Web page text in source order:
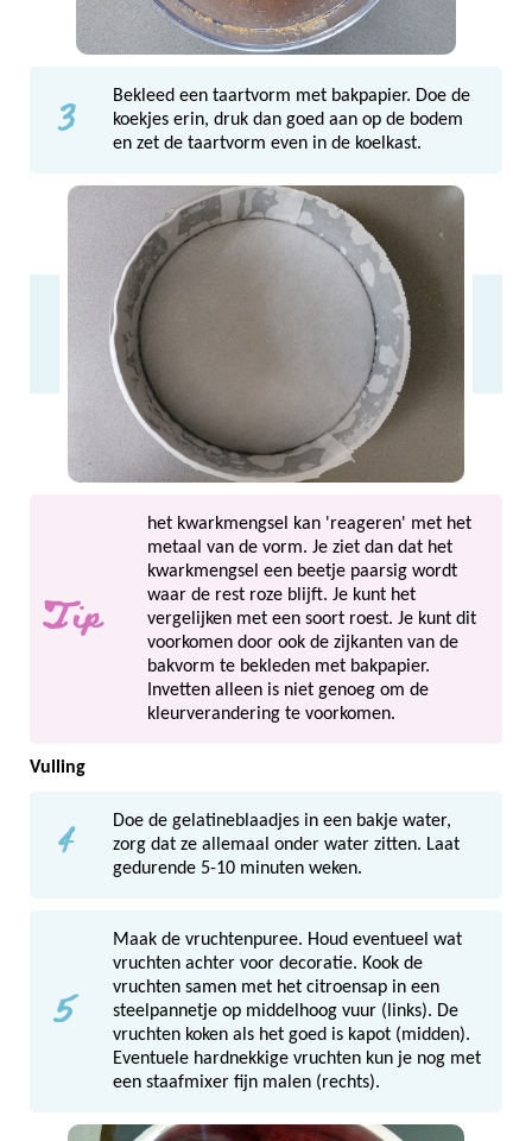
3
Bekleed een taartvorm met bakpapier. Doe de
koekjes erin, druk dan goed aan op de bodem
en zet de taartvorm even in de koelkast.
Tip
het kwarkmengsel kan 'reageren' met het
metaal van de vorm. Je ziet dan dat het
kwarkmengsel een beetje paarsig wordt
waar de rest roze blijft. Je kunt het
vergelijken met een soort roest. Je kunt dit
voorkomen door ook de zijkanten van de
bakvorm te bekleden met bakpapier.
Invetten alleen is niet genoeg om de
kleurverandering te voorkomen.
Vulling
4
Doe de gelatineblaadjes in een bakje water,
zorg dat ze allemaal onder water zitten. Laat
gedurende 5-10 minuten weken.
5
Maak de vruchtenpuree. Houd eventueel wat
vruchten achter voor decoratie. Kook de
vruchten samen met het citroensap in een
steelpannetje op middelhoog vuur (links). De
vruchten koken als het goed is kapot (midden).
Eventuele hardnekkige vruchten kun je nog met
een staafmixer fijn malen (rechts).